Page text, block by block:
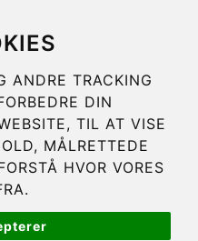
ANDRE TRACKING
DIN
TIL AT VISE
MÅLRETTEDE
HVOR VORES